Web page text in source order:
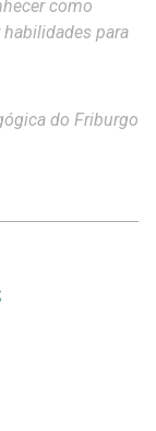
como
para
do Friburgo